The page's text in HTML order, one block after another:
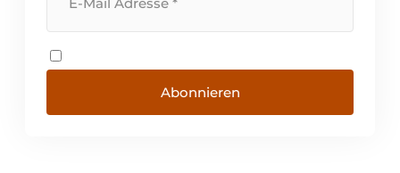
Abonnieren